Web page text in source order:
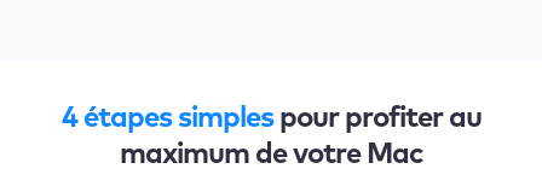
4 étapes simplespour profiter au
maximum de votre Mac